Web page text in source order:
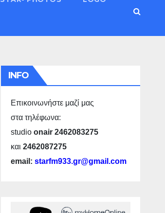
INFO
Επικοινωνήστε μαζί μας
στα τηλέφωνα:
studio onair 2462083275
και 2462087275
email: starfm933.gr@gmail.com